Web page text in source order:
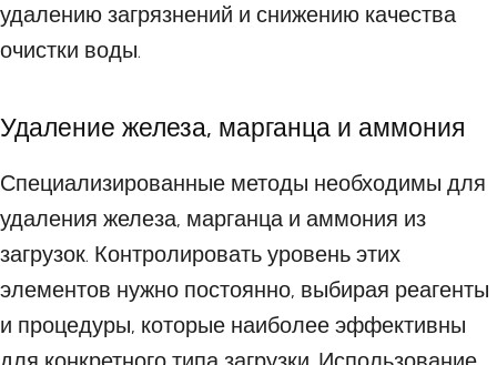
удалению загрязнений и снижению качества
очистки воды.
Удаление железа, марганца и аммония
Специализированные методы необходимы для
удаления железа, марганца и аммония из
загрузок. Контролировать уровень этих
элементов нужно постоянно, выбирая реагенты
и процедуры, которые наиболее эффективны